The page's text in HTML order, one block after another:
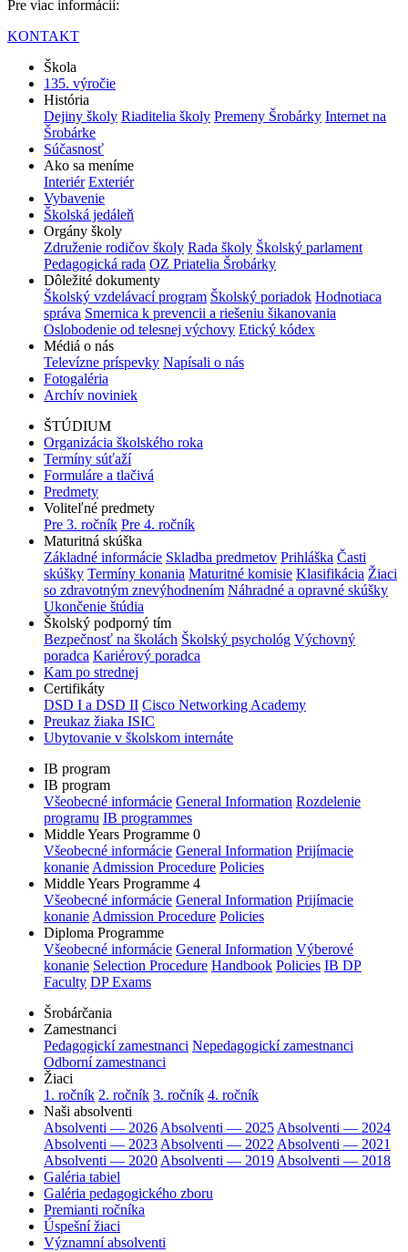
Pre viac informácií:
KONTAKT
Škola
135. výročie
História
Dejiny školy Riaditelia školy Premeny Šrobárky Internet na
Šrobárke
Súčasnosť
Ako sa meníme
Interiér Exteriér
Vybavenie
Školská jedáleň
Orgány školy
Združenie rodičov školy Rada školy Školský parlament
Pedagogická rada OZ Priatelia Šrobárky
Dôležité dokumenty
Školský vzdelávací program Školský poriadok Hodnotiaca
správa Smernica k prevencii a riešeniu šikanovania
Oslobodenie od telesnej výchovy Etický kódex
Médiá o nás
Televízne príspevky Napísali o nás
Fotogaléria
Archív noviniek
ŠTÚDIUM
Organizácia školského roka
Termíny súťaží
Formuláre a tlačivá
Predmety
Voliteľné predmety
Pre 3. ročník Pre 4. ročník
Maturitná skúška
Základné informácie Skladba predmetov Prihláška Časti
skúšky Termíny konania Maturitné komisie Klasifikácia Žiaci
so zdravotným znevýhodnením Náhradné a opravné skúšky
Ukončenie štúdia
Školský podporný tím
Bezpečnosť na školách Školský psychológ Výchovný
poradca Kariérový poradca
Kam po strednej
Certifikáty
DSD I a DSD II Cisco Networking Academy
Preukaz žiaka ISIC
Ubytovanie v školskom internáte
IB program
IB program
Všeobecné informácie General Information Rozdelenie
programu IB programmes
Middle Years Programme 0
Všeobecné informácie General Information Prijímacie
konanie Admission Procedure Policies
Middle Years Programme 4
Všeobecné informácie General Information Prijímacie
konanie Admission Procedure Policies
Diploma Programme
Všeobecné informácie General Information Výberové
konanie Selection Procedure Handbook Policies IB DP
Faculty DP Exams
Šrobárčania
Zamestnanci
Pedagogickí zamestnanci Nepedagogickí zamestnanci
Odborní zamestnanci
Žiaci
1. ročník 2. ročník 3. ročník 4. ročník
Naši absolventi
Absolventi — 2026 Absolventi — 2025 Absolventi — 2024
Absolventi — 2023 Absolventi — 2022 Absolventi — 2021
Absolventi — 2020 Absolventi — 2019 Absolventi — 2018
Galéria tabiel
Galéria pedagogického zboru
Premianti ročníka
Úspešní žiaci
Významní absolventi